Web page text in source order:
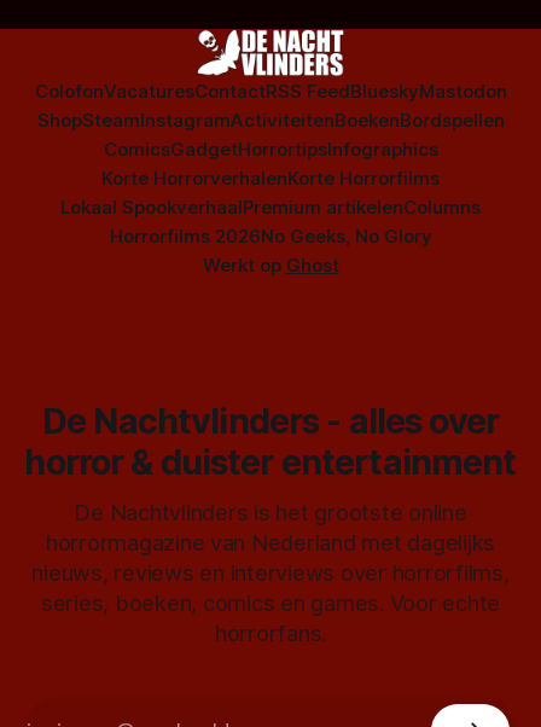
ColofonVacaturesContactRSS FeedBlueskyMastodon
ShopSteamInstagramActiviteitenBoekenBordspellen
ComicsGadgetHorrortipsInfographics
Korte HorrorverhalenKorte Horrorfilms
Lokaal SpookverhaalPremium artikelenColumns
Horrorfilms 2026No Geeks, No Glory
Werkt op Ghost
De Nachtvlinders - alles over
horror & duister entertainment
De Nachtvlinders is het grootste online
horrormagazine van Nederland met dagelijks
nieuws, reviews en interviews over horrorfilms,
series, boeken, comics en games. Voor echte
horrorfans.